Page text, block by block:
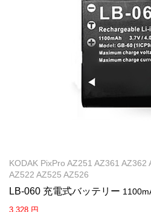
KODAK PixPro AZ251 AZ361 AZ362
AZ522 AZ525 AZ526
LB-060 充電式バッテリー
3,328 円